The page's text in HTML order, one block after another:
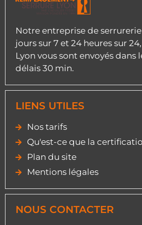
Notre entreprise de
jours sur 7 et 24 heures sur
Lyon vous sont envoyés dans
délais 30 min.
LIENS UTILES
Nos tarifs
Qu'est-ce que la
Plan du site
Mentions légales
NOUS CONTACTER